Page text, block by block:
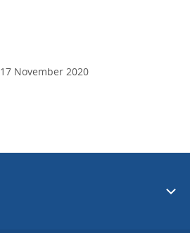
17 November 2020